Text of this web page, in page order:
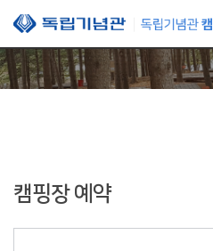
본문 바로가기
캠핑장 예약